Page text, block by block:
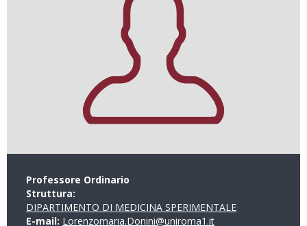
Professore Ordinario
Struttura:
DIPARTIMENTO DI MEDICINA SPERIMENTALE
E-mail: Lorenzomaria.Donini@uniroma1.it